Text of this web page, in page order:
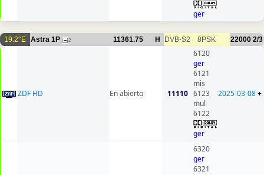
ger
19.2°E Astra 1P 2 11361.75 H DVB-S2 8PSK 22000 2/3
ZDF HD En abierto 11110
6120
ger
6121
mis
6123
mul
6122
ger
2025-03-08+
6320
ger
6321